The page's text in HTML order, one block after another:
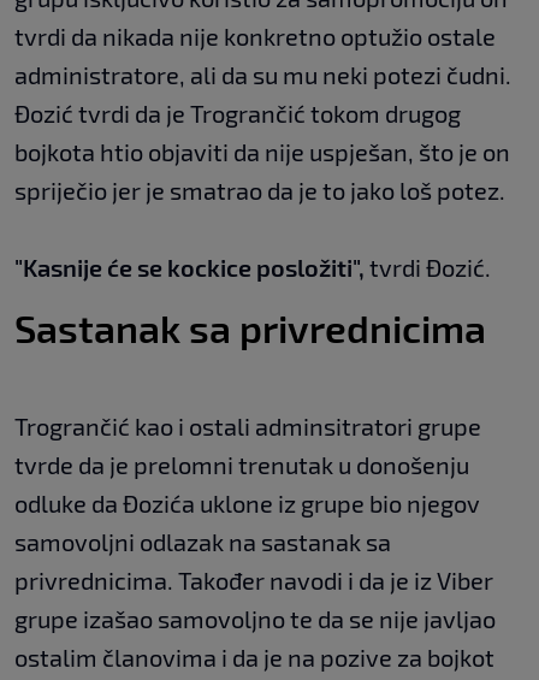
tvrdi da nikada nije konkretno optužio ostale
administratore, ali da su mu neki potezi čudni.
Đozić tvrdi da je Trogrančić tokom drugog
bojkota htio objaviti da nije uspješan, što je on
spriječio jer je smatrao da je to jako loš potez.
"Kasnije će se kockice posložiti", tvrdi Đozić.
Sastanak sa privrednicima
Trogrančić kao i ostali adminsitratori grupe
tvrde da je prelomni trenutak u donošenju
odluke da Đozića uklone iz grupe bio njegov
samovoljni odlazak na sastanak sa
privrednicima. Također navodi i da je iz Viber
grupe izašao samovoljno te da se nije javljao
ostalim članovima i da je na pozive za bojkot